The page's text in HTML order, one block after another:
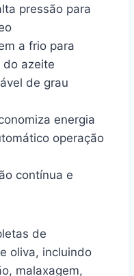
pressão para
a frio para
do azeite
de grau
energia
operação
contínua e
de
oliva, incluindo
malaxagem,